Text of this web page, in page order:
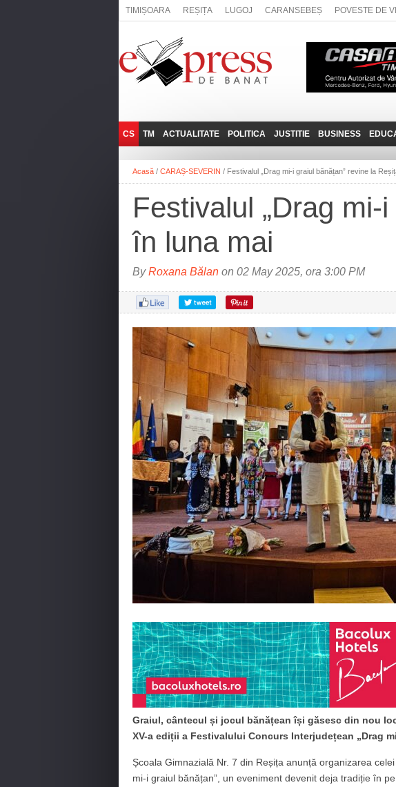
TIMIȘOARA REȘIȚA LUGOJ CARANSEBEȘ POVESTE DE
CS
REȘIȚA
CARANSEBEȘ
ANINA
BOCŞA
ORAVIȚA
OȚELU ROŞU
TM
LUGOJ
TIMIȘOARA
ACTUALITATE
ADMINISTRATIE
NAȚIONAL
SOCIAL
POLITICA
EXPRESSLIVE
INTERVIURILE
JUSTITIE BUSINESS
JOB-URI
TEHNIT
Acasă / CARAȘ-SEVERIN / Festivalul „Drag mi-i graiul bănățan” revine la
Festivalul „Drag
în luna mai
ByRoxana Bălan on 02 May 2025, ora 3:00 PM
Graiul, cântecul și jocul bănățean își găsesc din nou
XV-a ediții a Festivalului Concurs Interjudețean „Drag
Școala Gimnazială Nr. 7 din Reșița anunță organizarea
mi-i graiul bănățan”, un eveniment devenit deja tradiție în